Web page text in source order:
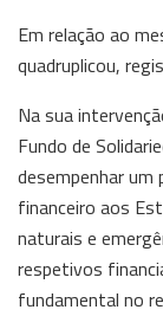
Em relação ao
quadruplicou,
Na sua
Fundo de
desempenhar
financeiro aos
naturais e
respetivos
fundamental no